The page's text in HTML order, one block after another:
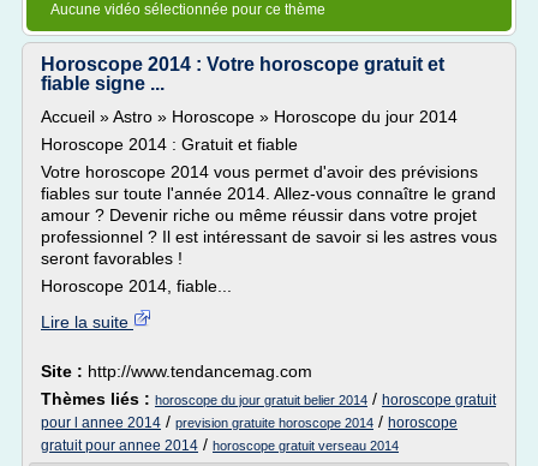
Aucune vidéo sélectionnée pour ce thème
Horoscope 2014 : Votre horoscope gratuit et
fiable signe ...
Accueil » Astro » Horoscope » Horoscope du jour 2014
Horoscope 2014 : Gratuit et fiable
Votre horoscope 2014 vous permet d'avoir des prévisions
fiables sur toute l'année 2014. Allez-vous connaître le grand
amour ? Devenir riche ou même réussir dans votre projet
professionnel ? Il est intéressant de savoir si les astres vous
seront favorables !
Horoscope 2014, fiable...
Lire la suite
Site : http://www.tendancemag.com
Thèmes liés : horoscope du jour gratuit belier 2014 / horoscope gratuit
pour l annee 2014 / prevision gratuite horoscope 2014 / horoscope
gratuit pour annee 2014 / horoscope gratuit verseau 2014